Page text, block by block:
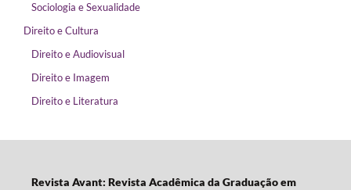
Sociologia e Sexualidade
Direito e Cultura
Direito e Audiovisual
Direito e Imagem
Direito e Literatura
Revista Avant: Revista Acadêmica da Graduação em